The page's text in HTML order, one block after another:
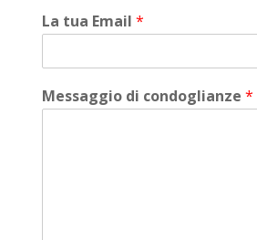
La tua Email *
Messaggio di condoglianze *